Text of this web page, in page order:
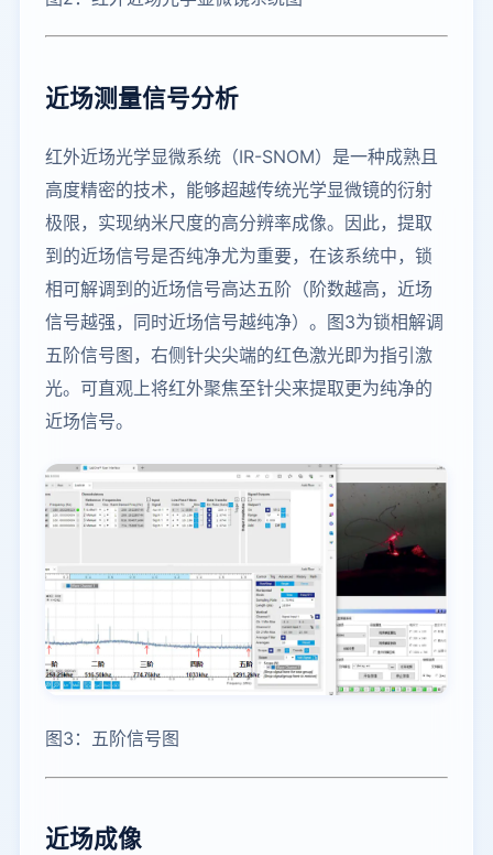
近场测量信号分析
红外近场光学显微系统（IR-SNOM）是一种成熟且
高度精密的技术，能够超越传统光学显微镜的衍射
极限，实现纳米尺度的高分辨率成像。因此，提取
到的近场信号是否纯净尤为重要，在该系统中，锁
相可解调到的近场信号高达五阶（阶数越高，近场
信号越强，同时近场信号越纯净）。图3为锁相解调
五阶信号图，右侧针尖尖端的红色激光即为指引激
光。可直观上将红外聚焦至针尖来提取更为纯净的
近场信号。
图3：五阶信号图
近场成像